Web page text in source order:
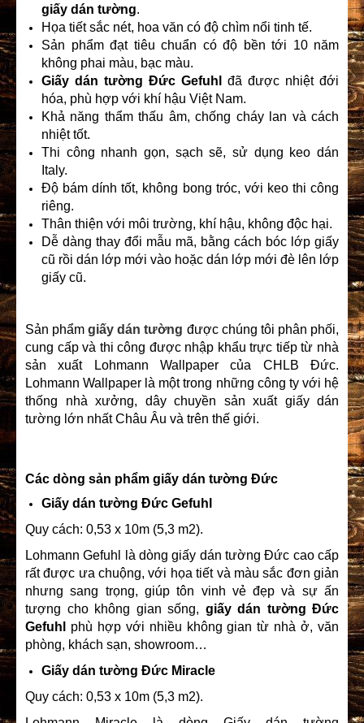
giấy dán tường.
Họa tiết sắc nét, hoa văn có độ chìm nổi tinh tế.
Sản phẩm đạt tiêu chuẩn có độ bền tới 10 năm
không phai màu, bạc màu.
Giấy dán tường Đức Gefuhl
đã được nhiệt đới
hóa, phù hợp với khí hậu Việt Nam.
Khả năng thẩm thấu âm, chống cháy lan và cách
nhiệt tốt.
Thi công nhanh gọn, sạch sẽ, sử dụng keo dán
Italy.
Độ bám dính tốt, không bong tróc, với keo thi công
riêng.
Thân thiện với môi trường, khí hậu, không độc hại.
Dễ dàng thay đổi mẫu mã, bằng cách bóc lớp giấy
cũ rồi dán lớp mới vào hoặc dán lớp mới đè lên lớp
giấy cũ.
Sản phẩmgiấy dán tường được chúng tôi phân phối,
cung cấp và thi công được nhập khẩu trực tiếp từ nhà
sản xuất Lohmann Wallpaper của CHLB Đức.
Lohmann Wallpaper là một trong những công ty với hệ
thống nhà xưởng, dây chuyền sản xuất giấy dán
tường lớn nhất Châu Âu và trên thế giới.
Các dòng sản phẩm giấy dán tường Đức
Giấy dán tường Đức Gefuhl
Quy cách: 0,53 x 10m (5,3 m2).
Lohmann Gefuhl là dòng giấy dán tường Đức cao cấp
rất được ưa chuộng, với họa tiết và màu sắc đơn giản
nhưng sang trọng, giúp tôn vinh vẻ đẹp và sự ấn
tượng cho không gian sống, giấy dán tường Đức
Gefuhl
phù hợp với nhiều không gian từ nhà ở, văn
phòng, khách sạn, showroom…
Giấy dán tường Đức Miracle
Quy cách: 0,53 x 10m (5,3 m2).